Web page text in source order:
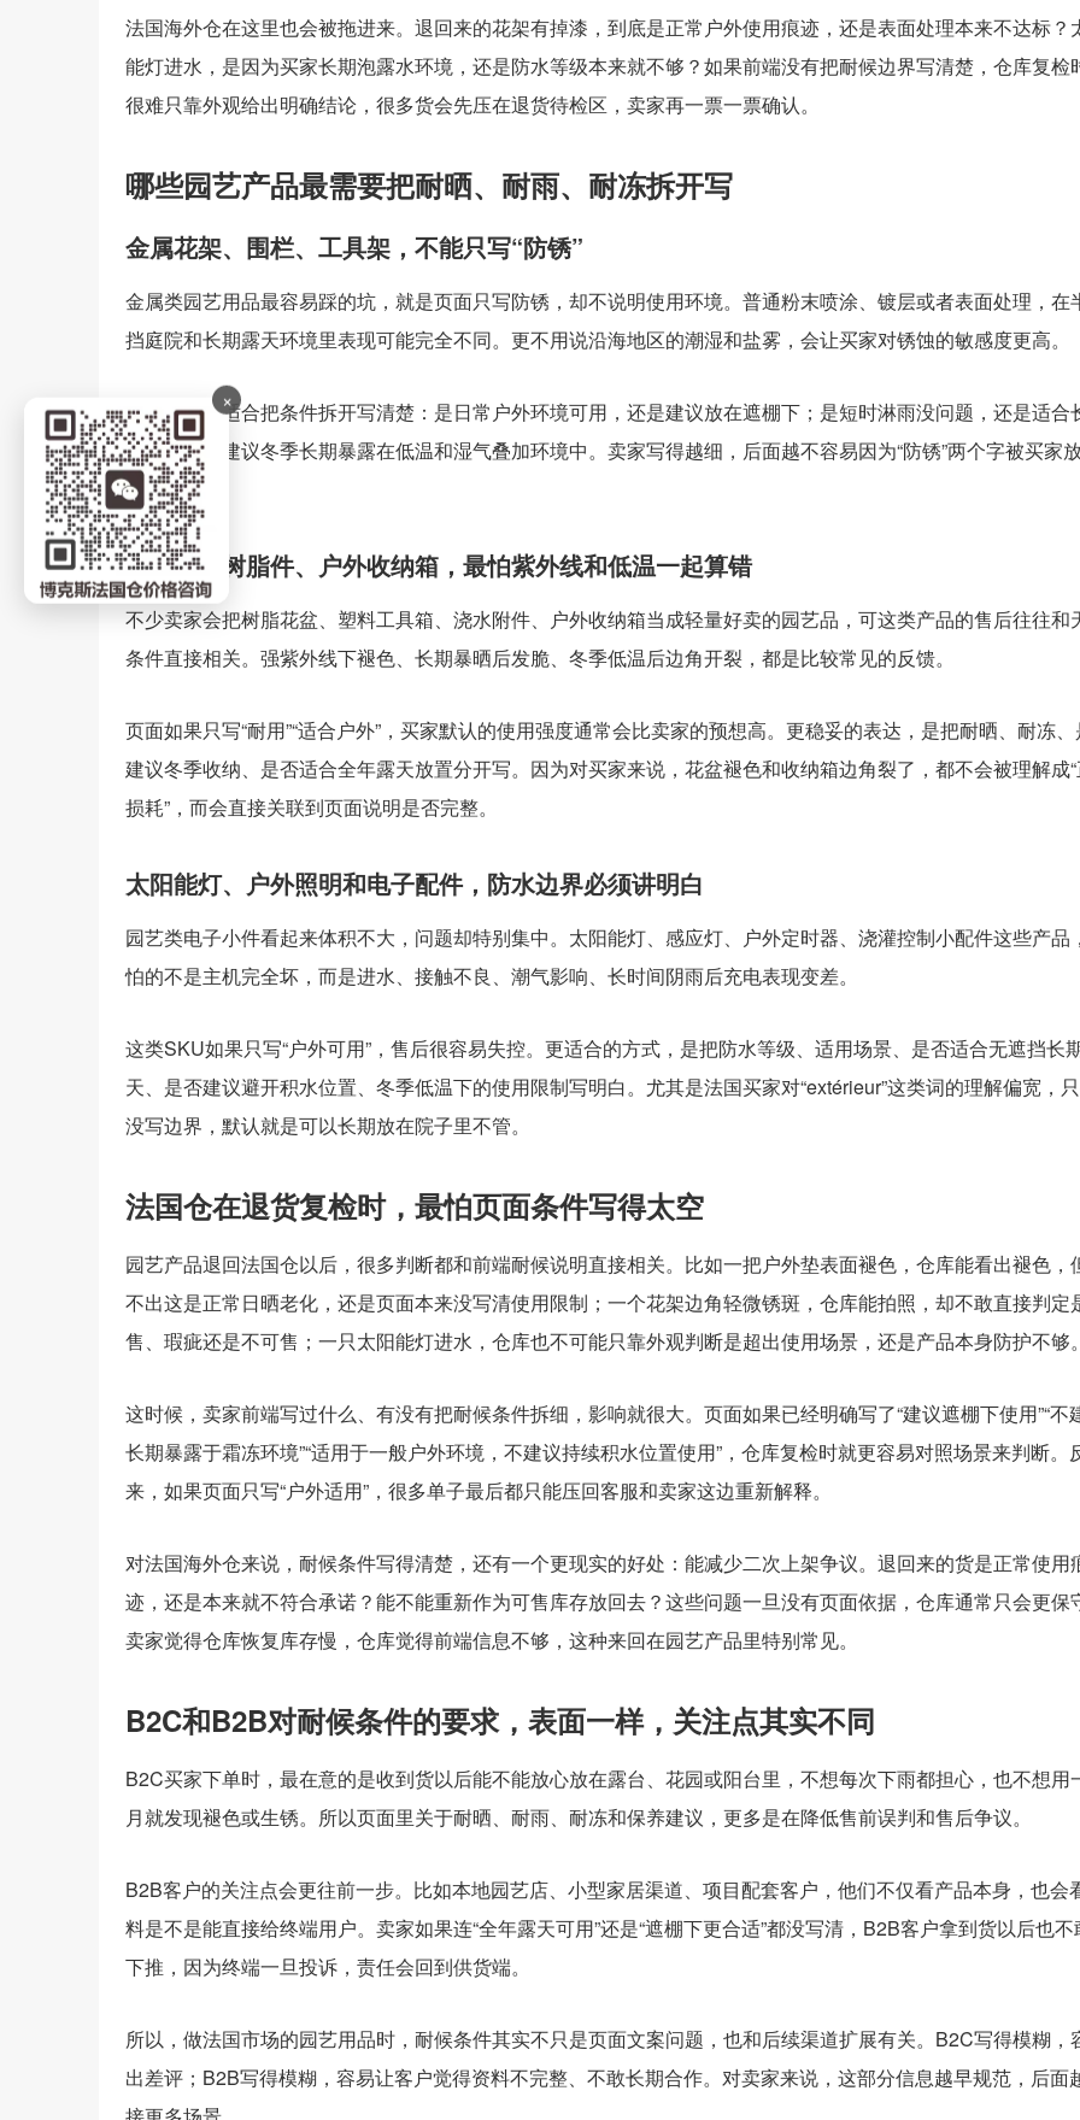
法国海外仓在这里也会被拖进来。退回来的花架有掉漆，到底是正常户外使用痕迹，还是表面处理本来不达标？
能灯进水，是因为买家长期泡露水环境，还是防水等级本来就不够？如果前端没有把耐候边界写清楚，仓库复检
很难只靠外观给出明确结论，很多货会先压在退货待检区，卖家再一票一票确认。
哪些园艺产品最需要把耐晒、耐雨、耐冻拆开写
金属花架、围栏、工具架，不能只写“防锈”
金属类园艺用品最容易踩的坑，就是页面只写防锈，却不说明使用环境。普通粉末喷涂、镀层或者表面处理，在
挡庭院和长期露天环境里表现可能完全不同。更不用说沿海地区的潮湿和盐雾，会让买家对锈蚀的敏感度更高。
这类产品更适合把条件拆开写清楚：是日常户外环境可用，还是建议放在遮棚下；是短时淋雨没问题，还是适合
露天；是否建议冬季长期暴露在低温和湿气叠加环境中。卖家写得越细，后面越不容易因为“防锈”两个字被买家
理解。
塑料件、树脂件、户外收纳箱，最怕紫外线和低温一起算错
不少卖家会把树脂花盆、塑料工具箱、浇水附件、户外收纳箱当成轻量好卖的园艺品，可这类产品的售后往往和
条件直接相关。强紫外线下褪色、长期暴晒后发脆、冬季低温后边角开裂，都是比较常见的反馈。
页面如果只写“耐用”“适合户外”，买家默认的使用强度通常会比卖家的预想高。更稳妥的表达，是把耐晒、耐冻
建议冬季收纳、是否适合全年露天放置分开写。因为对买家来说，花盆褪色和收纳箱边角裂了，都不会被理解成“
损耗”，而会直接关联到页面说明是否完整。
太阳能灯、户外照明和电子配件，防水边界必须讲明白
园艺类电子小件看起来体积不大，问题却特别集中。太阳能灯、感应灯、户外定时器、浇灌控制小配件这些产品
怕的不是主机完全坏，而是进水、接触不良、潮气影响、长时间阴雨后充电表现变差。
这类SKU如果只写“户外可用”，售后很容易失控。更适合的方式，是把防水等级、适用场景、是否适合无遮挡长
天、是否建议避开积水位置、冬季低温下的使用限制写明白。尤其是法国买家对“extérieur”这类词的理解偏宽，
没写边界，默认就是可以长期放在院子里不管。
法国仓在退货复检时，最怕页面条件写得太空
园艺产品退回法国仓以后，很多判断都和前端耐候说明直接相关。比如一把户外垫表面褪色，仓库能看出褪色，
不出这是正常日晒老化，还是页面本来没写清使用限制；一个花架边角轻微锈斑，仓库能拍照，却不敢直接判定
售、瑕疵还是不可售；一只太阳能灯进水，仓库也不可能只靠外观判断是超出使用场景，还是产品本身防护不够。
这时候，卖家前端写过什么、有没有把耐候条件拆细，影响就很大。页面如果已经明确写了“建议遮棚下使用”“不
长期暴露于霜冻环境”“适用于一般户外环境，不建议持续积水位置使用”，仓库复检时就更容易对照场景来判断。
来，如果页面只写“户外适用”，很多单子最后都只能压回客服和卖家这边重新解释。
对法国海外仓来说，耐候条件写得清楚，还有一个更现实的好处：能减少二次上架争议。退回来的货是正常使用
迹，还是本来就不符合承诺？能不能重新作为可售库存放回去？这些问题一旦没有页面依据，仓库通常只会更保
卖家觉得仓库恢复库存慢，仓库觉得前端信息不够，这种来回在园艺产品里特别常见。
B2C和B2B对耐候条件的要求，表面一样，关注点其实不同
B2C买家下单时，最在意的是收到货以后能不能放心放在露台、花园或阳台里，不想每次下雨都担心，也不想用
月就发现褪色或生锈。所以页面里关于耐晒、耐雨、耐冻和保养建议，更多是在降低售前误判和售后争议。
B2B客户的关注点会更往前一步。比如本地园艺店、小型家居渠道、项目配套客户，他们不仅看产品本身，也会
料是不是能直接给终端用户。卖家如果连“全年露天可用”还是“遮棚下更合适”都没写清，B2B客户拿到货以后也不
下推，因为终端一旦投诉，责任会回到供货端。
所以，做法国市场的园艺用品时，耐候条件其实不只是页面文案问题，也和后续渠道扩展有关。B2C写得模糊，
出差评；B2B写得模糊，容易让客户觉得资料不完整、不敢长期合作。对卖家来说，这部分信息越早规范，后面
×